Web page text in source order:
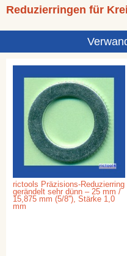
Reduzierringen für
rictools Präzisions-Reduzierring
gerändelt sehr dünn – 25 mm /
15,875 mm (5/8''), Stärke 1,0
mm